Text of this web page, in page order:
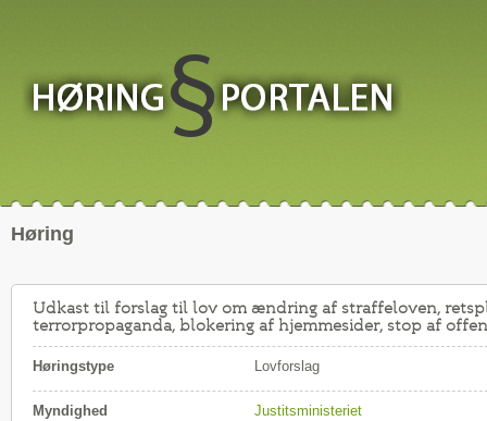
Høring
Udkast til forslag til lov om ændring af straffeloven,
terrorpropaganda, blokering af hjemmesider, stop af
Høringstype Lovforslag
Myndighed Justitsministeriet